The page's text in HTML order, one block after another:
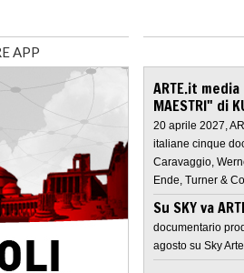
APP
ARTE.it
MAESTRI" di
20 aprile 2027,
italiane cinque
Caravaggio,
Ende, Turner &
Su SKY va
documentario
agosto su Sky Arte